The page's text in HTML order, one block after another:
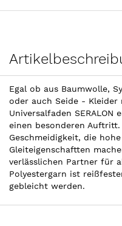
Egal ob aus Baumwolle,
oder auch Seide - Kleider
Universalfaden
einen besonderen
Geschmeidigkeit, die
Gleiteigenschaftten
verlässlichen Partner für
Polyestergarn ist
gebleicht werden.